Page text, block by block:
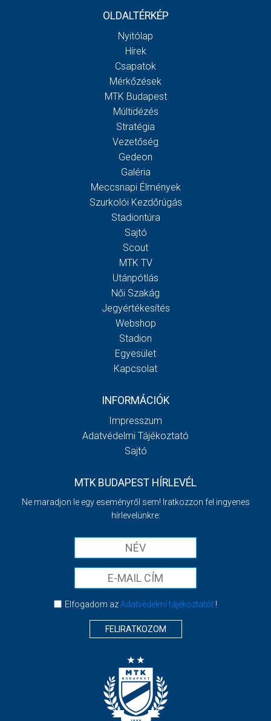
OLDALTÉRKÉP
Nyitólap
Hírek
Csapatok
Mérkőzések
MTK Budapest
Múltidézés
Stratégia
Vezetőség
Gedeon
Galéria
Meccsnapi Élmények
Szurkolói Kezdőrúgás
Stadiontúra
Sajtó
Scout
MTK TV
Utánpótlás
Női Szakág
Jegyértékesítés
Webshop
Stadion
Egyesület
Kapcsolat
INFORMÁCIÓK
Impresszum
Adatvédelmi Tájékoztató
Sajtó
MTK BUDAPEST HÍRLEVÉL
Ne maradjon le egy eseményről sem! Iratkozzon fel ingyenes
hírlevelünkre:
Elfogadom azAdatvédelmi tájékoztatót!
FELIRATKOZOM